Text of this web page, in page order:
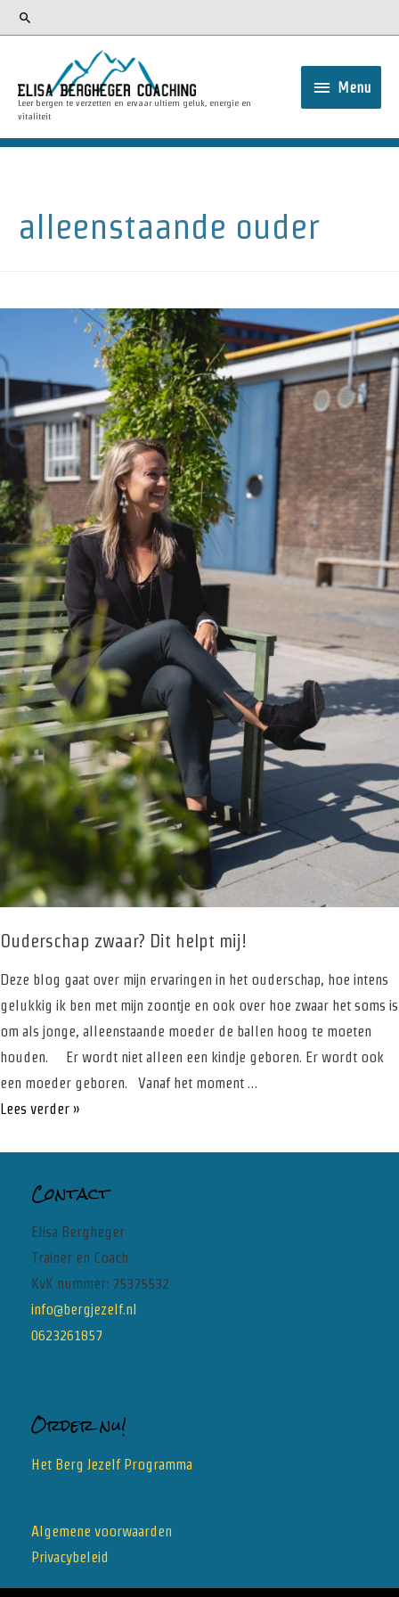
Zoeken
Leer bergen te verzetten en ervaar ultiem geluk, energie en
vitaliteit
MenuMenu
alleenstaande ouder
Ouderschap zwaar? Dit helpt mij!
Deze blog gaat over mijn ervaringen in het ouderschap, hoe intens
gelukkig ik ben met mijn zoontje en ook over hoe zwaar het soms is
om als jonge, alleenstaande moeder de ballen hoog te moeten
houden. Er wordt niet alleen een kindje geboren. Er wordt ook
een moeder geboren. Vanaf het moment …
Ouderschap
Lees verder »
Contact
Elisa Bergheger
Trainer en Coach
KvK nummer: 75375532
info@bergjezelf.nl
0623261857
Order nu!
Het Berg Jezelf Programma
Algemene voorwaarden
Privacybeleid